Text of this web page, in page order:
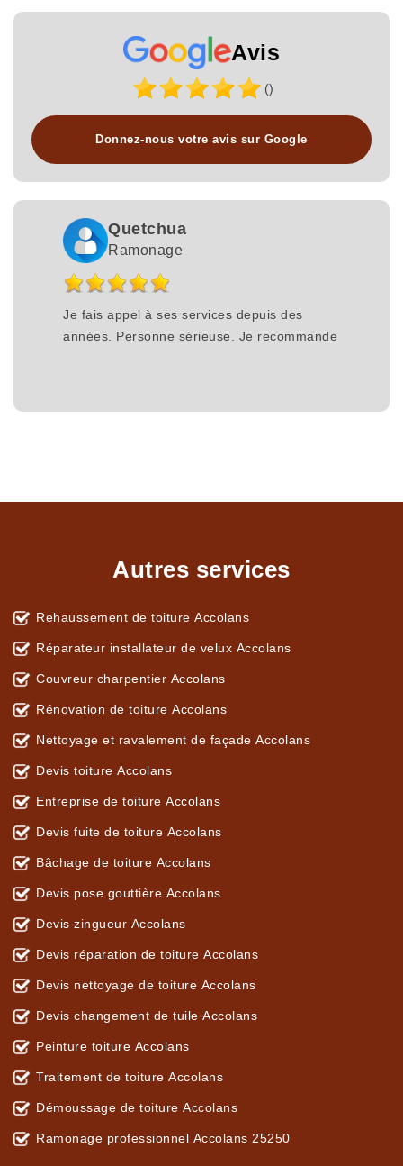
Avis
()
Donnez-nous votre avis sur Google
Quetchua
Ramonage
Je fais appel à ses services depuis des
années. Personne sérieuse. Je recommande
Autres services
Rehaussement de toiture Accolans
Réparateur installateur de velux Accolans
Couvreur charpentier Accolans
Rénovation de toiture Accolans
Nettoyage et ravalement de façade Accolans
Devis toiture Accolans
Entreprise de toiture Accolans
Devis fuite de toiture Accolans
Bâchage de toiture Accolans
Devis pose gouttière Accolans
Devis zingueur Accolans
Devis réparation de toiture Accolans
Devis nettoyage de toiture Accolans
Devis changement de tuile Accolans
Peinture toiture Accolans
Traitement de toiture Accolans
Démoussage de toiture Accolans
Ramonage professionnel Accolans 25250